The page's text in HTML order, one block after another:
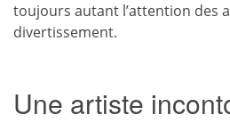
toujours autant l’attention des
divertissement.
Une artiste